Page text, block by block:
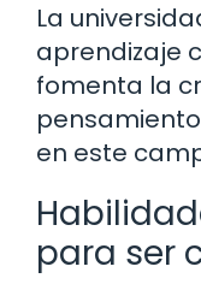
La
aprendizaje
fomenta la
en este
para ser